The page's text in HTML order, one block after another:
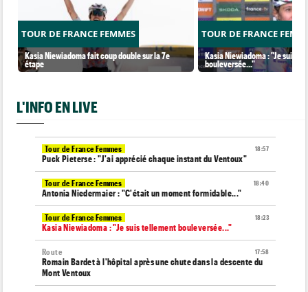
TOUR DE FRANCE FEMMES
Kasia Niewiadoma fait coup double sur la 7e
étape
TOUR DE FRANCE
Kasia Niewiadoma : "Je suis
bouleversée..."
L'INFO EN LIVE
18:57
Tour de France Femmes
Puck Pieterse : "J'ai apprécié chaque instant du Ventoux"
18:40
Tour de France Femmes
Antonia Niedermaier : "C'était un moment formidable..."
18:23
Tour de France Femmes
Kasia Niewiadoma : "Je suis tellement bouleversée..."
17:58
Route
Romain Bardet à l'hôpital après une chute dans la descente du
Mont Ventoux